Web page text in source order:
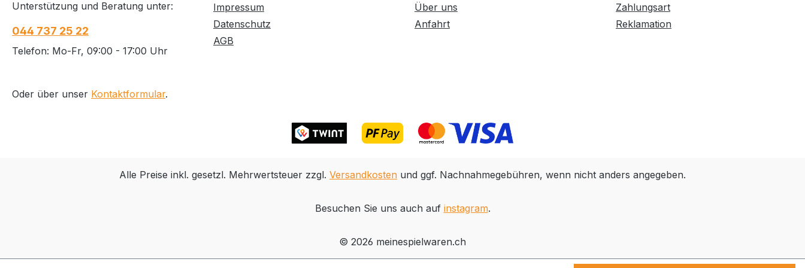
Jahren, Die entsprechenden Garantiebedingungen finden
Sie hier, - technische Anleitung - Explosionszeichnung -
Betriebsanleitung Piktogramme:
Unterstützung und Beratung unter:
044 737 25 22
Telefon: Mo-Fr, 09:00 - 17:00 Uhr
Oder über unser Kontaktformular.
Impressum
Datenschutz
AGB
Über uns
Anfahrt
Zahlungsart
Reklamation
Alle Preise inkl. gesetzl. Mehrwertsteuer zzgl. Versandkosten und ggf. Nachnahmegebühren, wenn nicht anders angegeben.
Besuchen Sie uns auch auf instagram.
© 2026 meinespielwaren.ch